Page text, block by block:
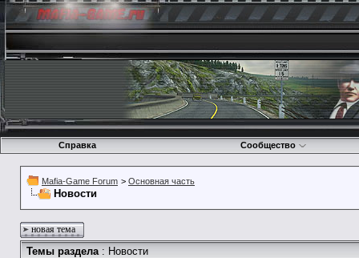
Справка Сообщество
Mafia-Game Forum > Основная часть
Новости
новая тема
Темы раздела: Новости